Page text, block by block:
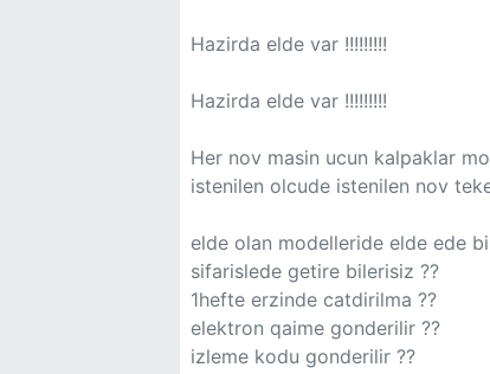
Hazirda elde var !!!!!!!!!
Hazirda elde var !!!!!!!!!
Her nov masin ucun kalpaklar
istenilen olcude istenilen nov
elde olan modelleride elde ede
sifarislede getire bilerisiz ??
1hefte erzinde catdirilma ??
elektron qaime gonderilir ??
izleme kodu gonderilir ??